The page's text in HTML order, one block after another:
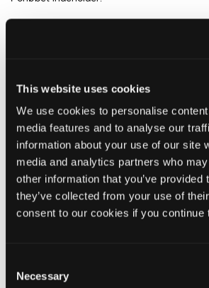
This website uses cookies
We use cookies to personalise
media features and to analyse our
information about your use of our site
media and analytics partners who
other information that you’ve provided
they’ve collected from your use of
consent to our cookies if you continue
Selection
Necessary
2 mødegang om ugen med undervisning
Motionen foregår 2 gange ugentligt i alle
Pårørende inviteres med til en
pårørende til en, der er hjertesyg.
Fysisk sluttest og afsluttende samtale.
Opfølgning efter ca. 6 måneder.
Hjerterehabilitering forløber over hele året
ferieperioder. Forløbet foregår i Ikast.
Forløbet udbydes af Ikast-Brande Kommune